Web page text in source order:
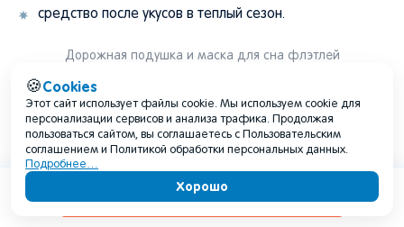
средство после укусов в теплый сезон.
Дорожная подушка и маска для сна флэтлей
FAQ: частые вопросы о поездке в
Крым
Какие документы нужны для поездки в
Крым?
Содержание
🍪Cookies
Этот сайт использует файлы cookie. Мы используем cookie для
персонализации сервисов и анализа трафика. Продолжая
пользоваться сайтом, вы соглашаетесь с Пользовательским
соглашением и Политикой обработки персональных данных.
Подробнее…
Хорошо